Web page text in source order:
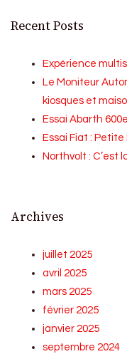
Recent Posts
Expérience
Le Moniteur
kiosques et
Essai Abarth
Essai Fiat :
Northvolt : C’est
Archives
juillet 2025
avril 2025
mars 2025
février 2025
janvier 2025
septembre 2024